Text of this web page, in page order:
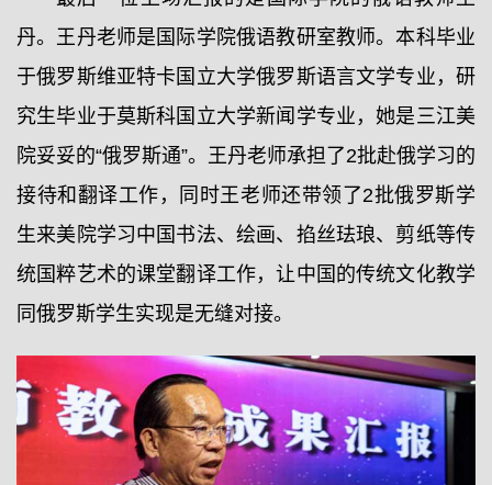
丹。王丹老师是国际学院俄语教研室教师。本科毕业
于俄罗斯维亚特卡国立大学俄罗斯语言文学专业，研
究生毕业于莫斯科国立大学新闻学专业，她是三江美
院妥妥的“俄罗斯通”。王丹老师承担了2批赴俄学习的
接待和翻译工作，同时王老师还带领了2批俄罗斯学
生来美院学习中国书法、绘画、掐丝珐琅、剪纸等传
统国粹艺术的课堂翻译工作，让中国的传统文化教学
同俄罗斯学生实现是无缝对接。